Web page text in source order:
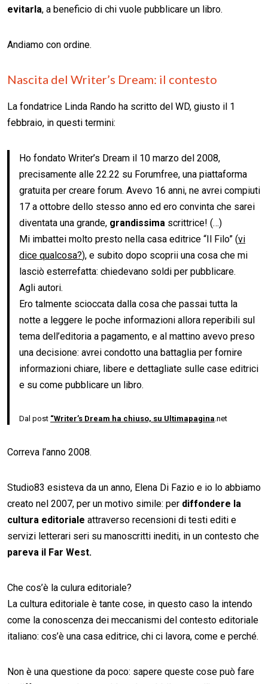
evitarla, a beneficio di chi vuole pubblicare un libro.
Andiamo con ordine.
Nascita del Writer’s Dream: il contesto
La fondatrice Linda Rando ha scritto del WD, giusto il 1
febbraio, in questi termini:
Ho fondato Writer’s Dream il 10 marzo del 2008,
precisamente alle 22.22 su Forumfree, una piattaforma
gratuita per creare forum. Avevo 16 anni, ne avrei compiuti
17 a ottobre dello stesso anno ed ero convinta che sarei
diventata una grande, grandissima scrittrice! (…)
Mi imbattei molto presto nella casa editrice “Il Filo” (vi
dice qualcosa?), e subito dopo scoprii una cosa che mi
lasciò esterrefatta: chiedevano soldi per pubblicare.
Agli autori.
Ero talmente scioccata dalla cosa che passai tutta la
notte a leggere le poche informazioni allora reperibili sul
tema dell’editoria a pagamento, e al mattino avevo preso
una decisione: avrei condotto una battaglia per fornire
informazioni chiare, libere e dettagliate sulle case editrici
e su come pubblicare un libro.
Dal post “Writer’s Dream ha chiuso, su Ultimapagina.net
Correva l’anno 2008.
Studio83 esisteva da un anno, Elena Di Fazio e io lo abbiamo
creato nel 2007, per un motivo simile: per diffondere la
cultura editoriale attraverso recensioni di testi editi e
servizi letterari seri su manoscritti inediti, in un contesto che
pareva il Far West.
Che cos’è la culura editoriale?
La cultura editoriale è tante cose, in questo caso la intendo
come la conoscenza dei meccanismi del contesto editoriale
italiano: cos’è una casa editrice, chi ci lavora, come e perché.
Non è una questione da poco: sapere queste cose può fare